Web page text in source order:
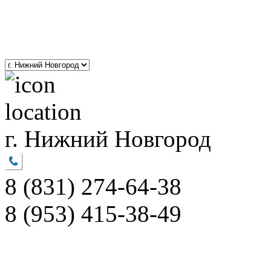
г. Нижний Новгород
8 (831) 274-64-38
8 (953) 415-38-49